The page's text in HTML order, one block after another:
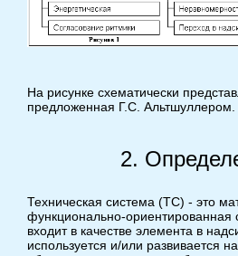
На рисунке схематически
предложенная Г.С. Альтшуллером.
2.
Техническая система (ТС) - это
функционально-ориентированная
входит в качестве элемента в
используется и/или развивается